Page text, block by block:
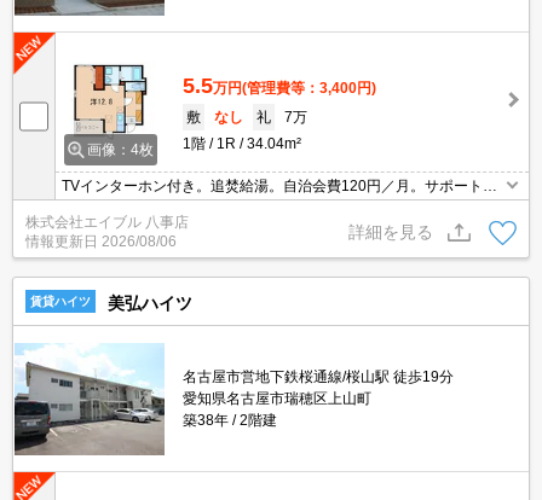
画像：4枚
5.5万円(管理費等：3,400円)
敷
なし 礼
7万
1階
1R 34.04m²
TVインターホン付き。追焚給湯。自治会費120円／月。サポートシ
ステム加入要1,980円/月。緑豊かな住環境。インターネット無料。
株式会社エイブル 八事店
情報更新日 2026/08/06
詳細を見る
賃貸ハイツ 美弘ハイツ
名古屋市営地下鉄桜通線/桜山駅 徒歩19分
愛知県名古屋市瑞穂区上山町
築38年
2階建